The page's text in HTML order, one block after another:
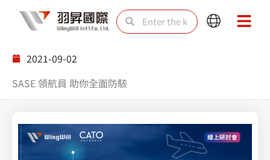
SearchSearch
Main
Main
2021-09-02
SASE 領航員 助你全面防駭